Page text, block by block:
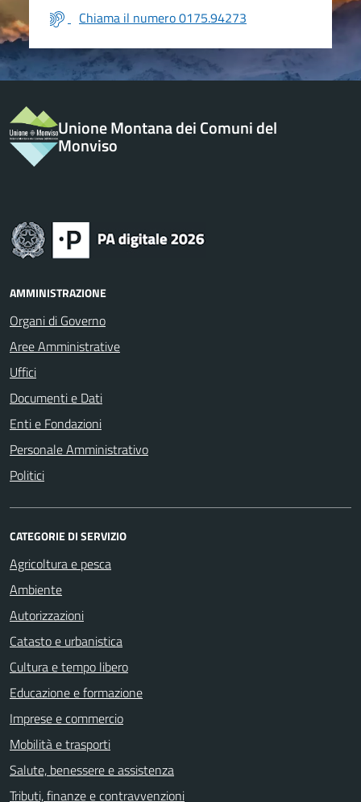
Chiama il numero 0175.94273
Unione Montana dei Comuni del
Monviso
AMMINISTRAZIONE
Organi di Governo
Aree Amministrative
Uffici
Documenti e Dati
Enti e Fondazioni
Personale Amministrativo
Politici
CATEGORIE DI SERVIZIO
Agricoltura e pesca
Ambiente
Autorizzazioni
Catasto e urbanistica
Cultura e tempo libero
Educazione e formazione
Imprese e commercio
Mobilità e trasporti
Salute, benessere e assistenza
Tributi, finanze e contravvenzioni